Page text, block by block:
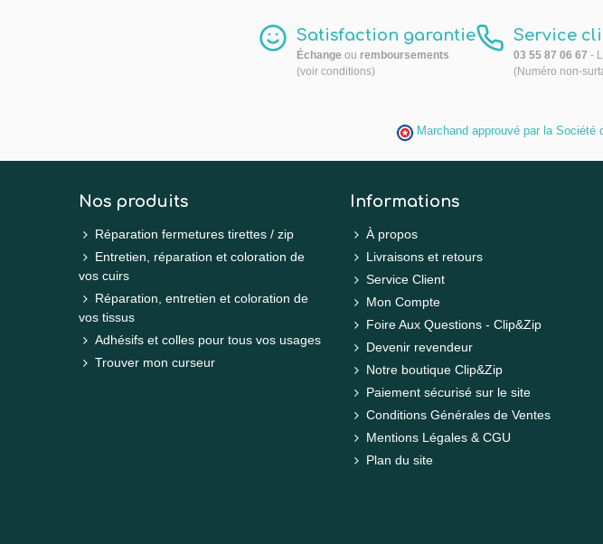
Satisfaction garantie
Échange ou remboursements
(voir conditions)
Service
03 55 87 06 67 -
(Numéro non-
Marchand approuvé par la Société
Nos produits
Réparation fermetures tirettes / zip
Entretien, réparation et coloration de
vos cuirs
Réparation, entretien et coloration de
vos tissus
Adhésifs et colles pour tous vos usages
Trouver mon curseur
Informations
À propos
Livraisons et retours
Service Client
Mon Compte
Foire Aux Questions - Clip&Zip
Devenir revendeur
Notre boutique Clip&Zip
Paiement sécurisé sur le site
Conditions Générales de Ventes
Mentions Légales & CGU
Plan du site